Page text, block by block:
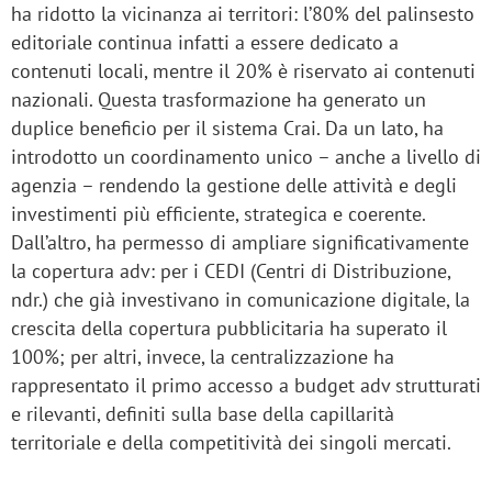
ha ridotto la vicinanza ai territori: l’80% del palinsesto
editoriale continua infatti a essere dedicato a
contenuti locali, mentre il 20% è riservato ai contenuti
nazionali. Questa trasformazione ha generato un
duplice beneficio per il sistema Crai. Da un lato, ha
introdotto un coordinamento unico – anche a livello di
agenzia – rendendo la gestione delle attività e degli
investimenti più efficiente, strategica e coerente.
Dall’altro, ha permesso di ampliare significativamente
la copertura adv: per i CEDI (Centri di Distribuzione,
ndr.) che già investivano in comunicazione digitale, la
crescita della copertura pubblicitaria ha superato il
100%; per altri, invece, la centralizzazione ha
rappresentato il primo accesso a budget adv strutturati
e rilevanti, definiti sulla base della capillarità
territoriale e della competitività dei singoli mercati.